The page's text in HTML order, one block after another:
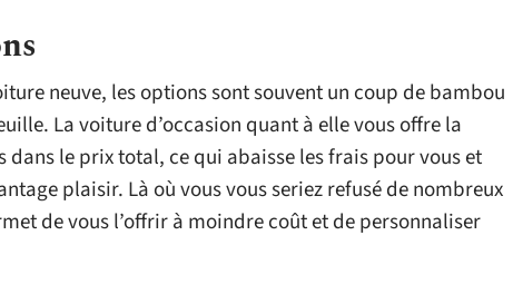
neuve, les options sont souvent un coup de bambou
La voiture d’occasion quant à elle vous offre la
le prix total, ce qui abaisse les frais pour vous et
plaisir. Là où vous vous seriez refusé de nombreux
de vous l’offrir à moindre coût et de personnaliser